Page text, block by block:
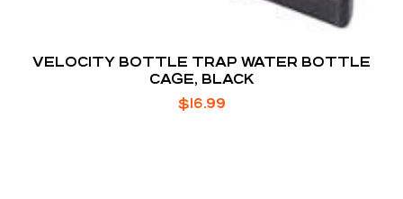
VELOCITY BOTTLE TRAP WATER BOTTLE
CAGE, BLACK
$16.99